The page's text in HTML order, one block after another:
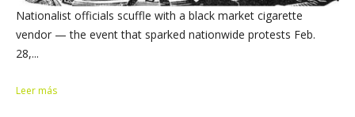
Nationalist officials scuffle with a black market cigarette
vendor — the event that sparked nationwide protests Feb.
28,...
Leer más